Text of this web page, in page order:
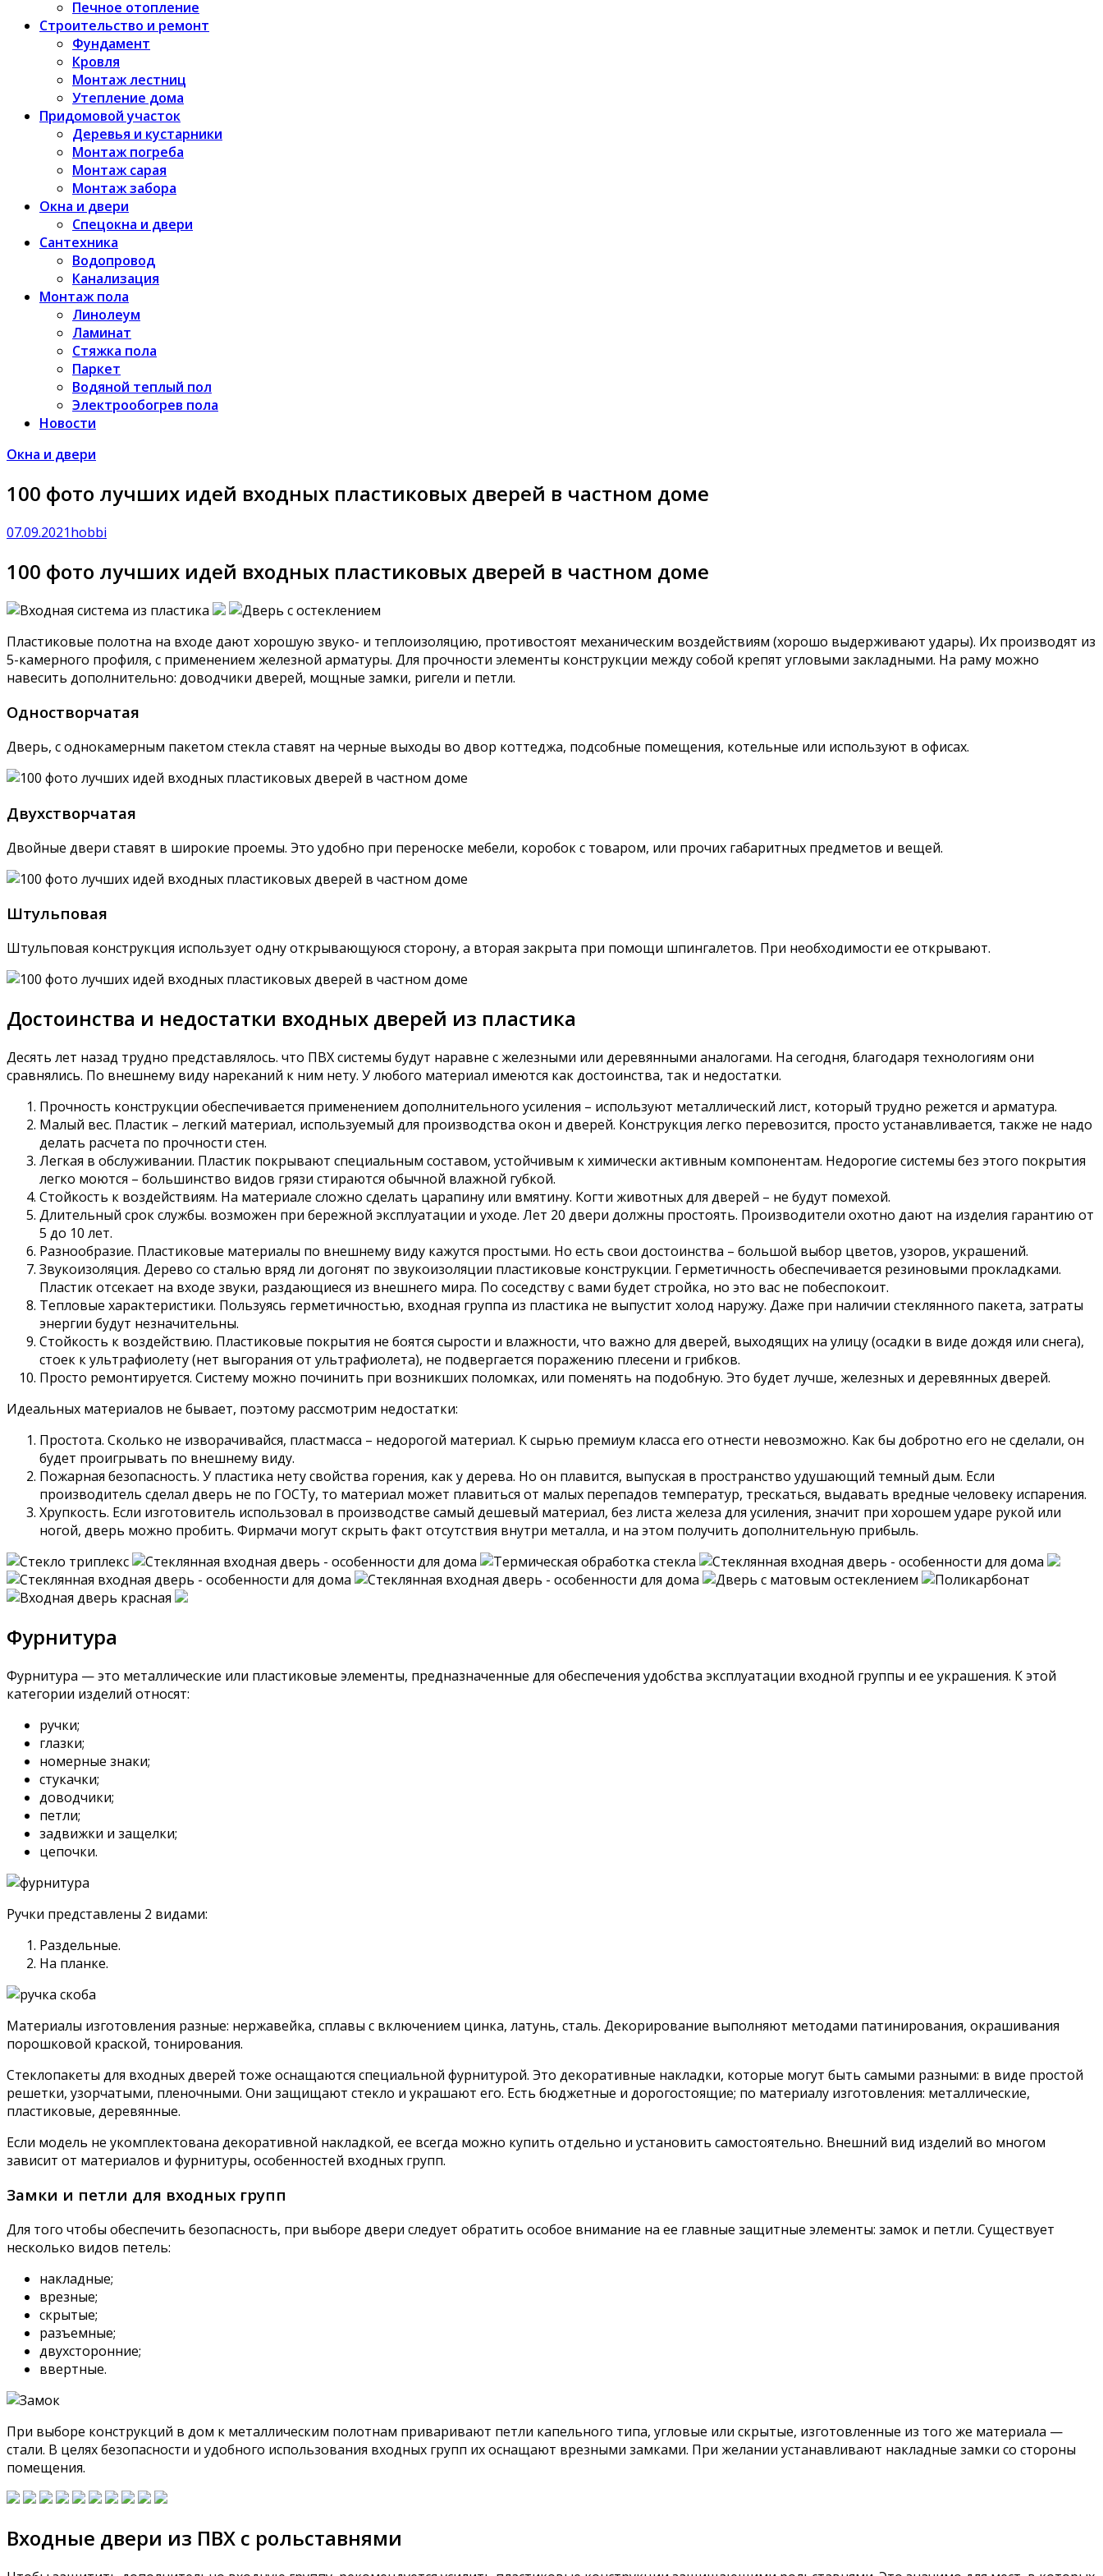
Печное отопление
Строительство и ремонт
Фундамент
Кровля
Монтаж лестниц
Утепление дома
Придомовой участок
Деревья и кустарники
Монтаж погреба
Монтаж сарая
Монтаж забора
Окна и двери
Спецокна и двери
Сантехника
Водопровод
Канализация
Монтаж пола
Линолеум
Ламинат
Стяжка пола
Паркет
Водяной теплый пол
Электрообогрев пола
Новости
Окна и двери
100 фото лучших идей входных пластиковых дверей в частном доме
07.09.2021hobbi
100 фото лучших идей входных пластиковых дверей в частном доме
Пластиковые полотна на входе дают хорошую звуко- и теплоизоляцию, противостоят механическим воздействиям (хорошо выдерживают удары). Их производят из
5-камерного профиля, с применением железной арматуры. Для прочности элементы конструкции между собой крепят угловыми закладными. На раму можно
навесить дополнительно: доводчики дверей, мощные замки, ригели и петли.
Одностворчатая
Дверь, с однокамерным пакетом стекла ставят на черные выходы во двор коттеджа, подсобные помещения, котельные или используют в офисах.
Двухстворчатая
Двойные двери ставят в широкие проемы. Это удобно при переноске мебели, коробок с товаром, или прочих габаритных предметов и вещей.
Штульповая
Штульповая конструкция использует одну открывающуюся сторону, а вторая закрыта при помощи шпингалетов. При необходимости ее открывают.
Достоинства и недостатки входных дверей из пластика
Десять лет назад трудно представлялось. что ПВХ системы будут наравне с железными или деревянными аналогами. На сегодня, благодаря технологиям они
сравнялись. По внешнему виду нареканий к ним нету. У любого материал имеются как достоинства, так и недостатки.
Прочность конструкции обеспечивается применением дополнительного усиления – используют металлический лист, который трудно режется и арматура.
Малый вес. Пластик – легкий материал, используемый для производства окон и дверей. Конструкция легко перевозится, просто устанавливается, также не надо
делать расчета по прочности стен.
Легкая в обслуживании. Пластик покрывают специальным составом, устойчивым к химически активным компонентам. Недорогие системы без этого покрытия
легко моются – большинство видов грязи стираются обычной влажной губкой.
Стойкость к воздействиям. На материале сложно сделать царапину или вмятину. Когти животных для дверей – не будут помехой.
Длительный срок службы. возможен при бережной эксплуатации и уходе. Лет 20 двери должны простоять. Производители охотно дают на изделия гарантию от
5 до 10 лет.
Разнообразие. Пластиковые материалы по внешнему виду кажутся простыми. Но есть свои достоинства – большой выбор цветов, узоров, украшений.
Звукоизоляция. Дерево со сталью вряд ли догонят по звукоизоляции пластиковые конструкции. Герметичность обеспечивается резиновыми прокладками.
Пластик отсекает на входе звуки, раздающиеся из внешнего мира. По соседству с вами будет стройка, но это вас не побеспокоит.
Тепловые характеристики. Пользуясь герметичностью, входная группа из пластика не выпустит холод наружу. Даже при наличии стеклянного пакета, затраты
энергии будут незначительны.
Стойкость к воздействию. Пластиковые покрытия не боятся сырости и влажности, что важно для дверей, выходящих на улицу (осадки в виде дождя или снега),
стоек к ультрафиолету (нет выгорания от ультрафиолета), не подвергается поражению плесени и грибков.
Просто ремонтируется. Систему можно починить при возникших поломках, или поменять на подобную. Это будет лучше, железных и деревянных дверей.
Идеальных материалов не бывает, поэтому рассмотрим недостатки:
Простота. Сколько не изворачивайся, пластмасса – недорогой материал. К сырью премиум класса его отнести невозможно. Как бы добротно его не сделали, он
будет проигрывать по внешнему виду.
Пожарная безопасность. У пластика нету свойства горения, как у дерева. Но он плавится, выпуская в пространство удушающий темный дым. Если
производитель сделал дверь не по ГОСТу, то материал может плавиться от малых перепадов температур, трескаться, выдавать вредные человеку испарения.
Хрупкость. Если изготовитель использовал в производстве самый дешевый материал, без листа железа для усиления, значит при хорошем ударе рукой или
ногой, дверь можно пробить. Фирмачи могут скрыть факт отсутствия внутри металла, и на этом получить дополнительную прибыль.
Фурнитура
Фурнитура — это металлические или пластиковые элементы, предназначенные для обеспечения удобства эксплуатации входной группы и ее украшения. К этой
категории изделий относят:
ручки;
глазки;
номерные знаки;
стукачки;
доводчики;
петли;
задвижки и защелки;
цепочки.
Ручки представлены 2 видами:
Раздельные.
На планке.
Материалы изготовления разные: нержавейка, сплавы с включением цинка, латунь, сталь. Декорирование выполняют методами патинирования, окрашивания
порошковой краской, тонирования.
Стеклопакеты для входных дверей тоже оснащаются специальной фурнитурой. Это декоративные накладки, которые могут быть самыми разными: в виде простой
решетки, узорчатыми, пленочными. Они защищают стекло и украшают его. Есть бюджетные и дорогостоящие; по материалу изготовления: металлические,
пластиковые, деревянные.
Если модель не укомплектована декоративной накладкой, ее всегда можно купить отдельно и установить самостоятельно. Внешний вид изделий во многом
зависит от материалов и фурнитуры, особенностей входных групп.
Замки и петли для входных групп
Для того чтобы обеспечить безопасность, при выборе двери следует обратить особое внимание на ее главные защитные элементы: замок и петли. Существует
несколько видов петель:
накладные;
врезные;
скрытые;
разъемные;
двухсторонние;
ввертные.
При выборе конструкций в дом к металлическим полотнам приваривают петли капельного типа, угловые или скрытые, изготовленные из того же материала —
стали. В целях безопасности и удобного использования входных групп их оснащают врезными замками. При желании устанавливают накладные замки со стороны
помещения.
Входные двери из ПВХ с рольставнями